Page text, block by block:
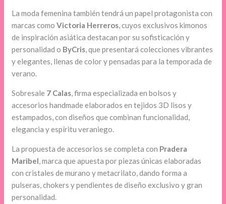
La moda femenina también tendrá un papel protagonista con
marcas comoVictoria Herreros, cuyos exclusivos kimonos
de inspiración asiática destacan por su sofisticación y
personalidad o ByCris, que presentará colecciones vibrantes
y elegantes, llenas de color y pensadas para la temporada de
verano.
Sobresale 7 Calas, firma especializada en bolsos y
accesorios handmade elaborados en tejidos 3D lisos y
estampados, con diseños que combinan funcionalidad,
elegancia y espíritu veraniego.
La propuesta de accesorios se completa con Pradera
Maribel, marca que apuesta por piezas únicas elaboradas
con cristales de murano y metacrilato, dando forma a
pulseras, chokers y pendientes de diseño exclusivo y gran
personalidad.